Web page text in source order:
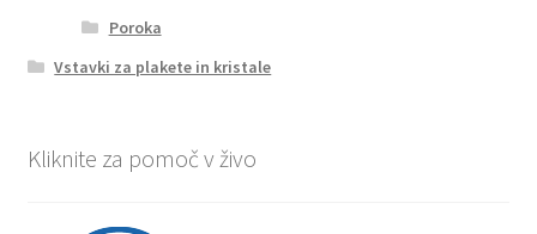
Poroka
Vstavki za plakete in kristale
Kliknite za pomoč v živo